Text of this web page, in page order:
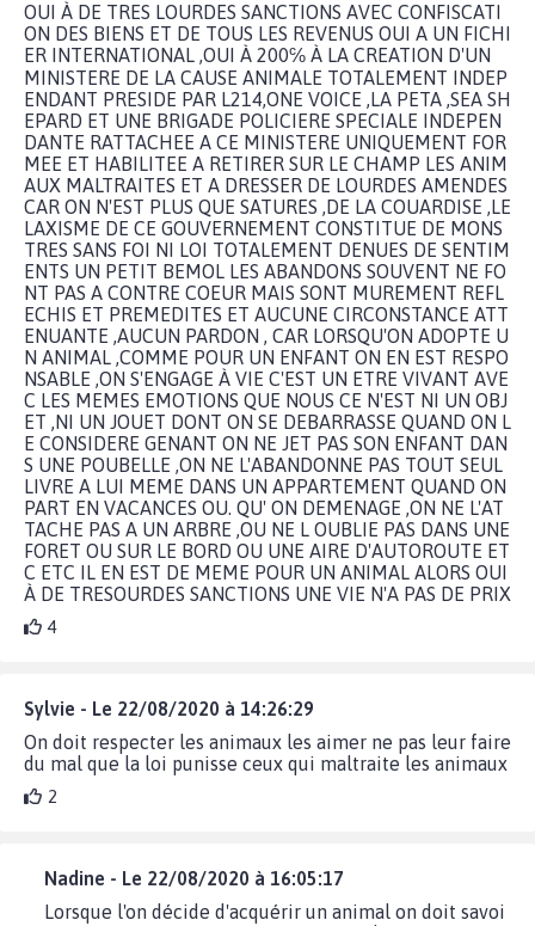
OUI À DE TRES LOURDES SANCTIONS AVEC CONFISCATI
ON DES BIENS ET DE TOUS LES REVENUS OUI A UN FICHI
ER INTERNATIONAL ,OUI À 200℅ À LA CREATION D'UN
MINISTERE DE LA CAUSE ANIMALE TOTALEMENT INDEP
ENDANT PRESIDE PAR L214,ONE VOICE ,LA PETA ,SEA SH
EPARD ET UNE BRIGADE POLICIERE SPECIALE INDEPEN
DANTE RATTACHEE A CE MINISTERE UNIQUEMENT FOR
MEE ET HABILITEE A RETIRER SUR LE CHAMP LES ANIM
AUX MALTRAITES ET A DRESSER DE LOURDES AMENDES
CAR ON N'EST PLUS QUE SATURES ,DE LA COUARDISE ,LE
LAXISME DE CE GOUVERNEMENT CONSTITUE DE MONS
TRES SANS FOI NI LOI TOTALEMENT DENUES DE SENTIM
ENTS UN PETIT BEMOL LES ABANDONS SOUVENT NE FO
NT PAS A CONTRE COEUR MAIS SONT MUREMENT REFL
ECHIS ET PREMEDITES ET AUCUNE CIRCONSTANCE ATT
ENUANTE ,AUCUN PARDON , CAR LORSQU'ON ADOPTE U
N ANIMAL ,COMME POUR UN ENFANT ON EN EST RESPO
NSABLE ,ON S'ENGAGE À VIE C'EST UN ETRE VIVANT AVE
C LES MEMES EMOTIONS QUE NOUS CE N'EST NI UN OBJ
ET ,NI UN JOUET DONT ON SE DEBARRASSE QUAND ON L
E CONSIDERE GENANT ON NE JET PAS SON ENFANT DAN
S UNE POUBELLE ,ON NE L'ABANDONNE PAS TOUT SEUL
LIVRE A LUI MEME DANS UN APPARTEMENT QUAND ON
PART EN VACANCES OU. QU' ON DEMENAGE ,ON NE L'AT
TACHE PAS A UN ARBRE ,OU NE L OUBLIE PAS DANS UNE
FORET OU SUR LE BORD OU UNE AIRE D'AUTOROUTE ET
C ETC IL EN EST DE MEME POUR UN ANIMAL ALORS OUI
À DE TRESOURDES SANCTIONS UNE VIE N'A PAS DE PRIX
4
Sylvie - Le 22/08/2020 à 14:26:29
On doit respecter les animaux les aimer ne pas leur faire
du mal que la loi punisse ceux qui maltraite les animaux
2
Nadine - Le 22/08/2020 à 16:05:17
Lorsque l'on décide d'acquérir un animal on doit savoi